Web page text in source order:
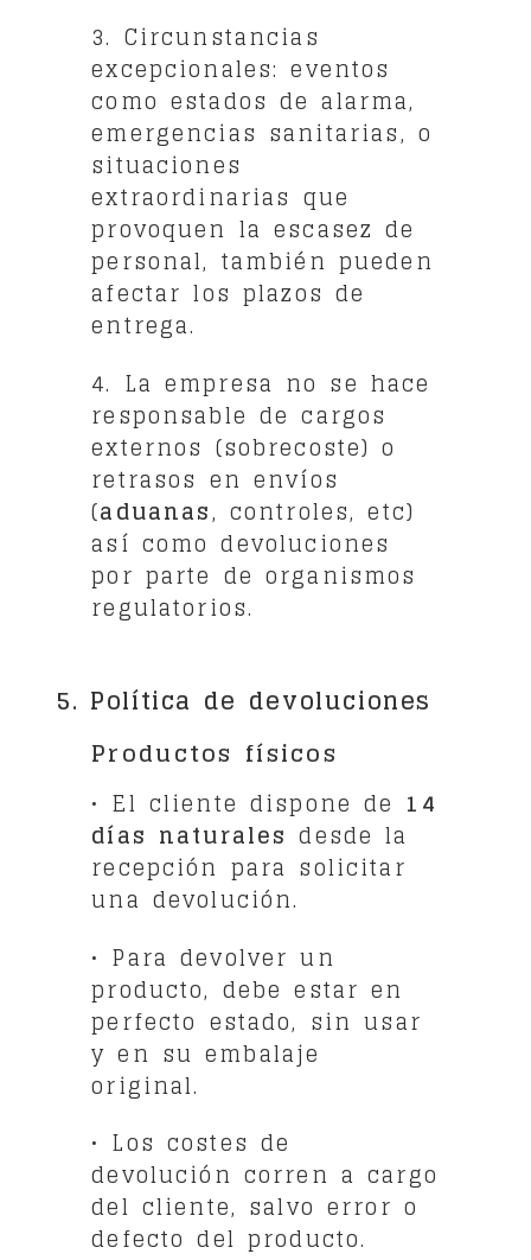
3. Circunstancias
excepcionales: eventos
como estados de alarma,
emergencias sanitarias, o
situaciones
extraordinarias que
provoquen la escasez de
personal, también pueden
afectar los plazos de
entrega.
4. La empresa no se hace
responsable de cargos
externos (sobrecoste) o
retrasos en envíos
(aduanas, controles, etc)
así como devoluciones
por parte de organismos
regulatorios.
5. Política de devoluciones
Productos físicos
• El cliente dispone de 14
días naturales desde la
recepción para solicitar
una devolución.
• Para devolver un
producto, debe estar en
perfecto estado, sin usar
y en su embalaje
original.
• Los costes de
devolución corren a cargo
del cliente, salvo error o
defecto del producto.